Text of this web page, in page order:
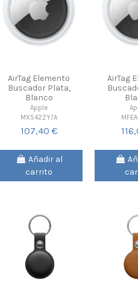
AirTag Elemento
Buscador Plata,
Blanco
Apple
MX542ZY/A
107,40 €
Añadir al
carrito
AirTag